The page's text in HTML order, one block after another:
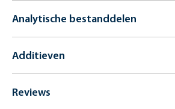
Analytische bestanddelen
Additieven
Reviews